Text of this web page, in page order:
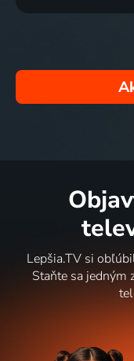
Lepšia.TV si
Staňte sa jedným